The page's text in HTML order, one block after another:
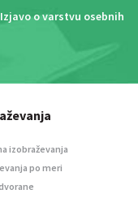
Izjavo o varstvu osebnih
izobraževanja
po meri